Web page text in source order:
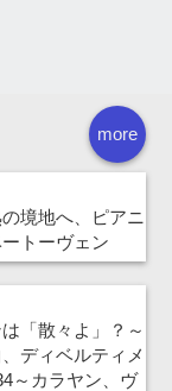
more
境地へ、ピアニ
トーヴェン
「散々よ」？～
ディベルティメ
カラヤン、ヴ